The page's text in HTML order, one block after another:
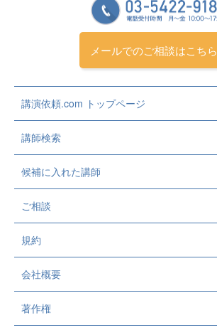
メールでのご相談はこちら
講演依頼.com トップページ
講師検索
候補に入れた講師
ご相談
規約
会社概要
著作権